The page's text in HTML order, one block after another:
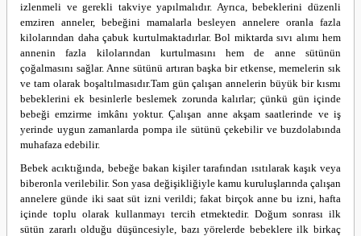
izlenmeli ve gerekli takviye yapılmalıdır. Ayrıca, bebeklerini düzenli
emziren anneler, bebeğini mamalarla besleyen annelere oranla fazla
kilolarından daha çabuk kurtulmaktadırlar. Bol miktarda sıvı alımı hem
annenin fazla kilolarından kurtulmasını hem de anne sütünün
çoğalmasını sağlar. Anne sütünü artıran başka bir etkense, memelerin sık
ve tam olarak boşaltılmasıdır.Tam gün çalışan annelerin büyük bir kısmı
bebeklerini ek besinlerle beslemek zorunda kalırlar; çünkü gün içinde
bebeği emzirme imkânı yoktur. Çalışan anne akşam saatlerinde ve iş
yerinde uygun zamanlarda pompa ile sütünü çekebilir ve buzdolabında
muhafaza edebilir.
Bebek acıktığında, bebeğe bakan kişiler tarafından ısıtılarak kaşık veya
biberonla verilebilir. Son yasa değişikliğiyle kamu kuruluşlarında çalışan
annelere günde iki saat süt izni verildi; fakat birçok anne bu izni, hafta
içinde toplu olarak kullanmayı tercih etmektedir.Doğum sonrası ilk
sütün zararlı olduğu düşüncesiyle, bazı yörelerde bebeklere ilk birkaç